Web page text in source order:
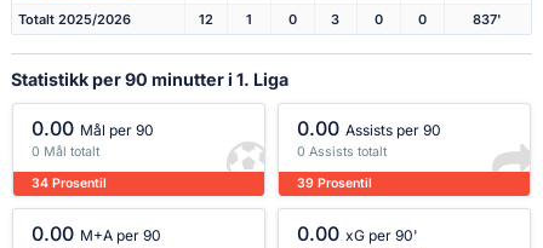
Totalt 2025/2026 12 1 0 3 0 0 837'
Statistikk per 90 minutter i 1. Liga
0.00 Mål per 90
0 Mål totalt
34 Prosentil
0.00 Assists per 90
0 Assists totalt
39 Prosentil
0.00 M+A per 90 0.00 xG per 90'